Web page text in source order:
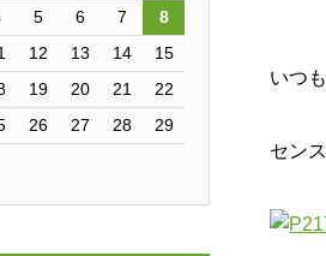
いつ
セン
5 6 7
8
12 13 14
15
19 20 21
22
26 27 28
29